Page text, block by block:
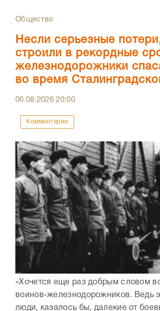
Общество
Несли серьезные
строили в рекордные
железнодорожники
во время
06.08.202620:00
Комментарии
«Хочется еще раз добрым словом
воинов-железнодорожников. Ведь
люди, казалось бы, далекие от